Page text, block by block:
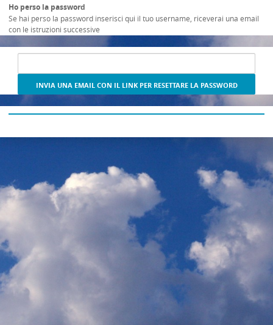
username
Ho perso la password
Se hai perso la password inserisci qui il tuo username, riceverai una email
con le istruzioni successive
Campo
recuperare
a
password